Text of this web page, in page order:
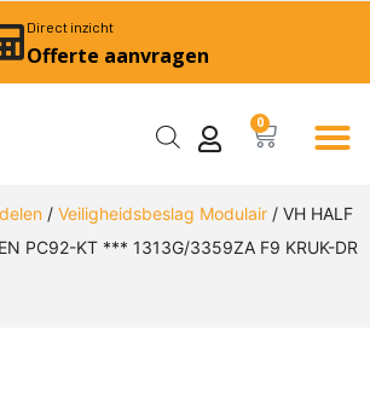
Direct inzicht
Offerte aanvragen
0
/ Veiligheidsbeslag Modulair / VH HALF
PC92-KT *** 1313G/3359ZA F9 KRUK-DR